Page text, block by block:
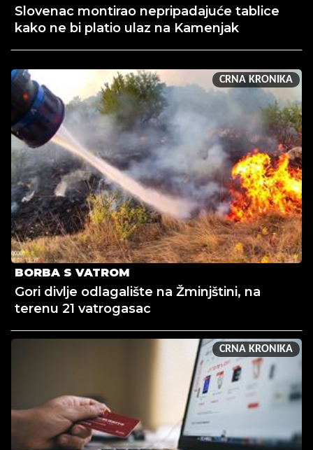
Slovenac montirao nepripadajuće tablice
kako ne bi platio ulaz na Kamenjak
CRNA KRONIKA
BORBA S VATROM
Gori divlje odlagalište na Žminjštini, na
terenu 21 vatrogasac
CRNA KRONIKA